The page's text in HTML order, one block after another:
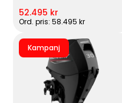
52.495 kr
Ord. pris: 58.495 kr
Kampanj